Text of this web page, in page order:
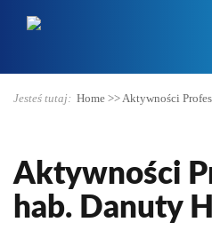
Jesteś tutaj: Home >>Aktywności
Aktywności
hab. Danuty